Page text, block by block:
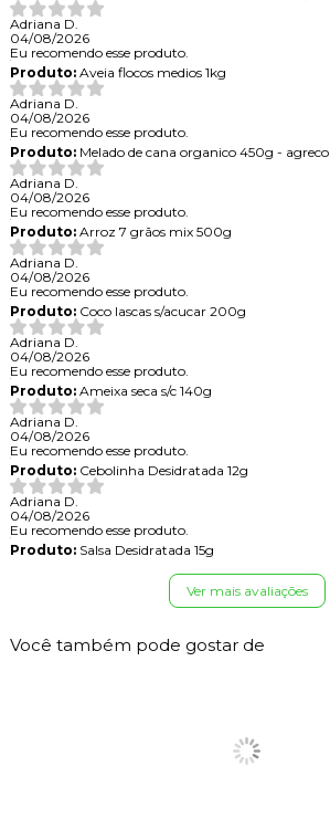
Adriana D.
04/08/2026
Eu recomendo esse produto.
Produto:Aveia flocos medios 1kg
Adriana D.
04/08/2026
Eu recomendo esse produto.
Produto:Melado de cana organico 450g - agreco
Adriana D.
04/08/2026
Eu recomendo esse produto.
Produto:Arroz 7 grãos mix 500g
Adriana D.
04/08/2026
Eu recomendo esse produto.
Produto:Coco lascas s/acucar 200g
Adriana D.
04/08/2026
Eu recomendo esse produto.
Produto:Ameixa seca s/c 140g
Adriana D.
04/08/2026
Eu recomendo esse produto.
Produto:Cebolinha Desidratada 12g
Adriana D.
04/08/2026
Eu recomendo esse produto.
Produto:Salsa Desidratada 15g
Ver mais avaliações
Você também pode gostar de